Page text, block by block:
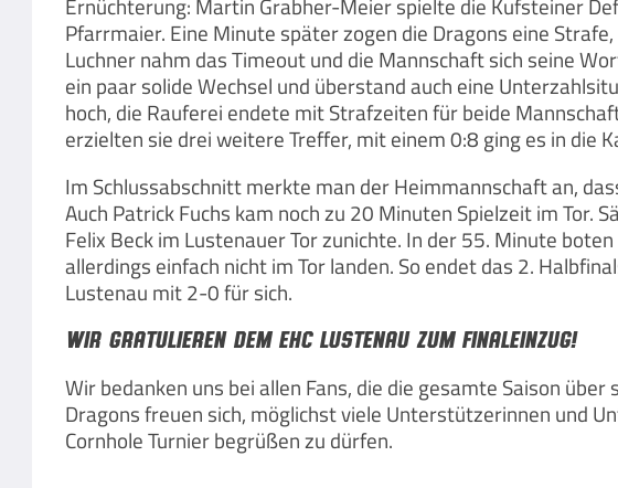
Ernüchterung: Martin Grabher-Meier spielte die Kufsteiner
Pfarrmaier. Eine Minute später zogen die Dragons eine
Luchner nahm das Timeout und die Mannschaft sich seine
ein paar solide Wechsel und überstand auch eine
hoch, die Rauferei endete mit Strafzeiten für beide
erzielten sie drei weitere Treffer, mit einem 0:8 ging es in die
Im Schlussabschnitt merkte man der Heimmannschaft an,
Auch Patrick Fuchs kam noch zu 20 Minuten Spielzeit im
Felix Beck im Lustenauer Tor zunichte. In der 55. Minute
allerdings einfach nicht im Tor landen. So endet das 2.
Lustenau mit 2-0 für sich.
Wir gratulieren dem EHC Lustenau zum Finaleinzug!
Wir bedanken uns bei allen Fans, die die gesamte Saison
Dragons freuen sich, möglichst viele Unterstützerinnen und
Cornhole Turnier begrüßen zu dürfen.